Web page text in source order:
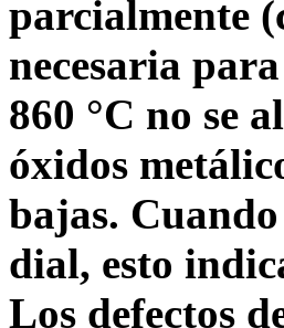
parcialmente
necesaria
860 °C no se
óxidos
bajas.
dial, esto
Los defectos